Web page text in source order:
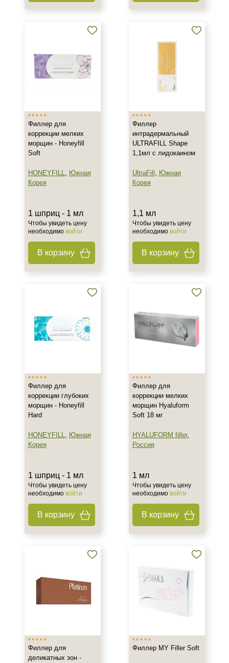
Филлер для
коррекции мелких
морщин - Honeyfill
Soft
HONEYFILL, Южная
Корея
1 шприц - 1 мл
Чтобы увидеть цену
необходимо войти
В корзину
Филлер
интрадермальный
ULTRAFILL Shape
1,1мл с лидокаином
UltraFill , Южная
Корея
1,1 мл
Чтобы увидеть цену
необходимо войти
В корзину
Филлер для
коррекции глубоких
морщин - Honeyfill
Hard
HONEYFILL, Южная
Корея
1 шприц - 1 мл
Чтобы увидеть цену
необходимо войти
В корзину
Филлер для
коррекции мелких
морщин Hyaluform
Soft 18 мг
HYALUFORM filler,
Россия
1 мл
Чтобы увидеть цену
необходимо войти
В корзину
Филлер для
деликатных зон -
Филлер MY Filler Soft
Не показывать предложение о консультации
+7 (495) 640-58-89
+7 (929) 933-09-89